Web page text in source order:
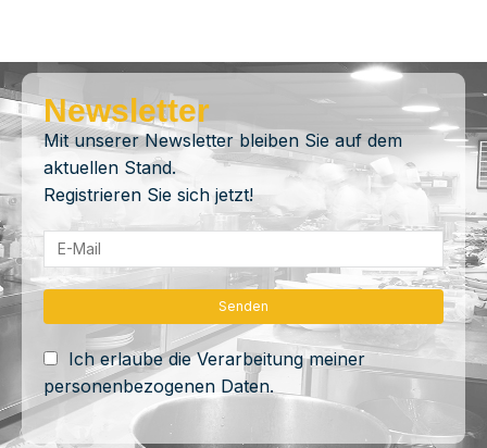
Newsletter
Mit unserer Newsletter bleiben Sie auf dem
aktuellen Stand.
Registrieren Sie sich jetzt!
Ich erlaube die Verarbeitung meiner
personenbezogenen Daten.